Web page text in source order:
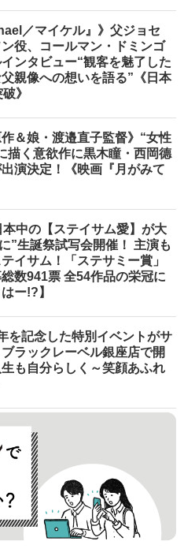
／マイケル』》父ジョセ
役、コールマン・ドミンゴ
ンタビュー“観客を魅了した
親像への想いを語る”《日本
》
作＆娘・渡邉直子監督》“女性
描く意欲作に黒木瞳・西岡德
演決定！《映画『月がみて
本中の【ステイサム愛】が大
”生誕祭試写会開催！ 主演も
イサム！「ステサミー賞」
数941票 全54作品の栄冠に
ー!?】
を記念した特別イベントがサ
ラックレーベル銀座店で開
も自分らしく～笑顔あふれ